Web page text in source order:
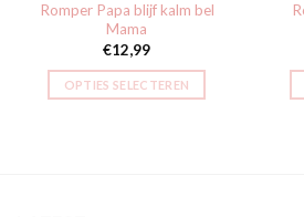
Romper Papa blijf kalm bel
Mama
€12,99
OPTIES SELECTEREN